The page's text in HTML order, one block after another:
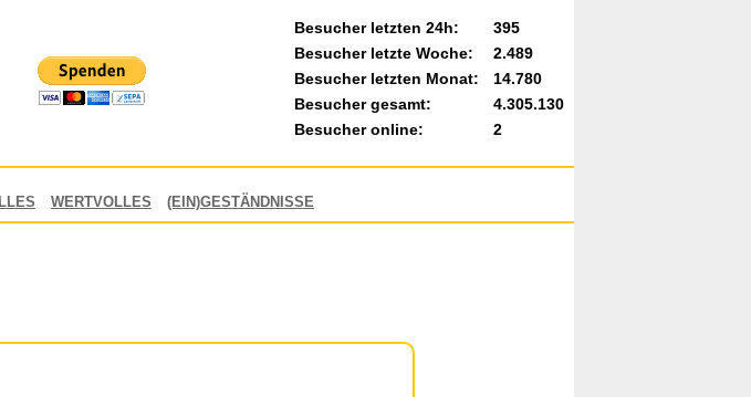
Besucher letzten 24h:
395
Besucher letzte Woche:
2.489
Besucher letzten Monat:
14.780
Besucher gesamt:
4.305.130
Besucher online:
2
WERTVOLLES (EIN)GESTÄNDNISSE